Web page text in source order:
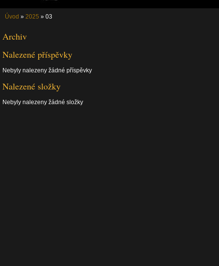
Úvod » 2025 » 03
Archiv
Nalezené příspěvky
Nebyly nalezeny žádné příspěvky
Nalezené složky
Nebyly nalezeny žádné složky